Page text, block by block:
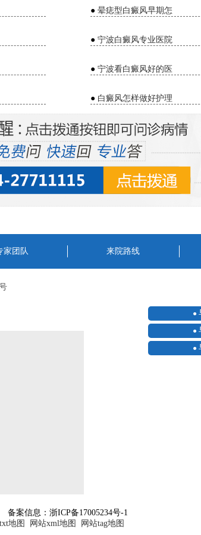
● 晕痣型白癜风早期怎
● 宁波白癜风专业医院
● 宁波看白癜风好的医
● 白癜风怎样做好护理
家团队 来院路线
备案信息：浙ICP备17005234号-1
地图 网站xml地图 网站tag地图